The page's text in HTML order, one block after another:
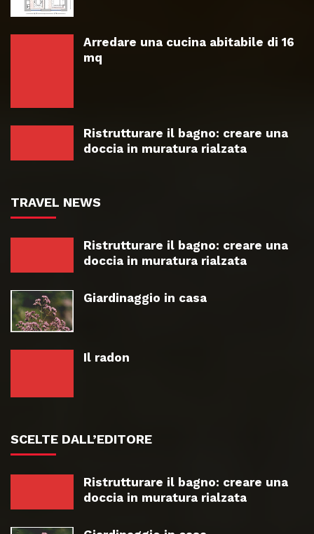
Arredare una cucina abitabile di 16
mq
Ristrutturare il bagno: creare una
doccia in muratura rialzata
TRAVEL NEWS
Ristrutturare il bagno: creare una
doccia in muratura rialzata
Giardinaggio in casa
Il radon
SCELTE DALL’EDITORE
Ristrutturare il bagno: creare una
doccia in muratura rialzata